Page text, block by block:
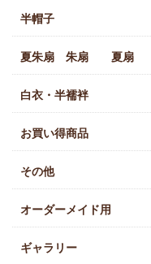
半帽子
夏朱扇 朱扇 夏扇
白衣・半襦袢
お買い得商品
その他
オーダーメイド用
ギャラリー